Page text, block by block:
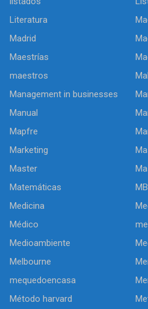
Literatura
Madrid
Maestrías
maestros
Management in businesses
Manual
Mapfre
Marketing
Master
Matemáticas
Medicina
Médico
Medioambiente
Melbourne
mequedoencasa
Método harvard